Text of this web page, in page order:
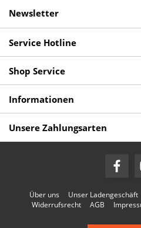
Newsletter
Service Hotline
Shop Service
Informationen
Unsere Zahlungsarten
Über uns Unser Ladengeschäft
Widerrufsrecht
AGB